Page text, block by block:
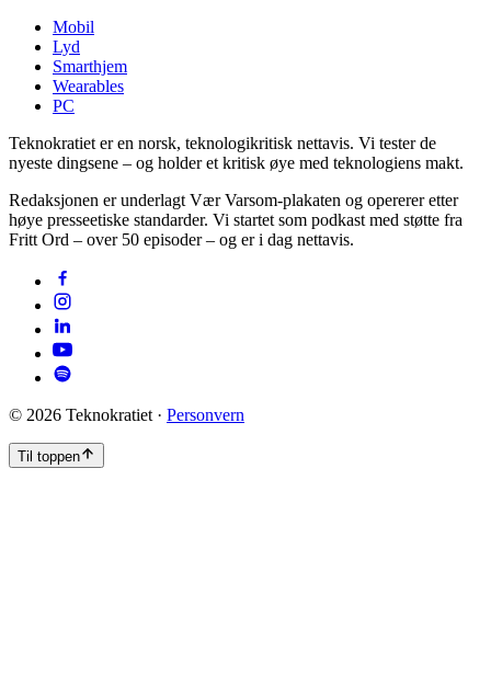
Mobil
Lyd
Smarthjem
Wearables
PC
Teknokratiet er en norsk, teknologikritisk nettavis. Vi tester de
nyeste dingsene – og holder et kritisk øye med teknologiens makt.
Redaksjonen er underlagt Vær Varsom-plakaten og opererer etter
høye presseetiske standarder. Vi startet som podkast med støtte fra
Fritt Ord – over 50 episoder – og er i dag nettavis.
© 2026 Teknokratiet · Personvern
Til toppen